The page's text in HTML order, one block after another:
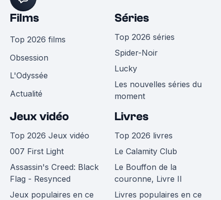
Films
Top 2026 films
Obsession
L'Odyssée
Actualité
Séries
Top 2026 séries
Spider-Noir
Lucky
Les nouvelles séries du
moment
Jeux vidéo
Top 2026 Jeux vidéo
007 First Light
Assassin's Creed: Black
Flag - Resynced
Jeux populaires en ce
Livres
Top 2026 livres
Le Calamity Club
Le Bouffon de la
couronne, Livre II
Livres populaires en ce